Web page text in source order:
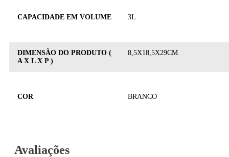
CAPACIDADE EM VOLUME 3L
DIMENSÃO DO PRODUTO (
A X L X P )
8,5X18,5X29CM
COR BRANCO
Avaliações